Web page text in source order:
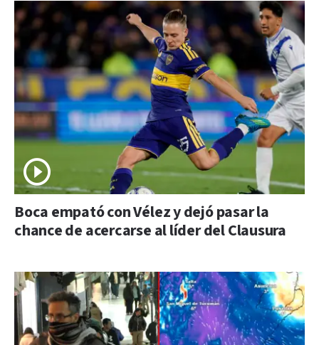
Boca empató con Vélez y dejó pasar la
chance de acercarse al líder del Clausura